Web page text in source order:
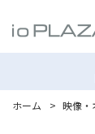
ホーム
> 映像・